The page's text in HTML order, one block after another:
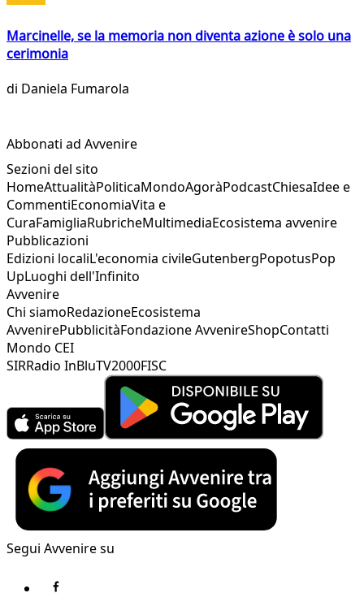
Marcinelle, se la memoria non diventa azione è solo una
cerimonia
di Daniela Fumarola
Abbonati ad Avvenire
Sezioni del sito
HomeAttualitàPoliticaMondoAgoràPodcastChiesaIdee e
CommentiEconomiaVita e
CuraFamigliaRubricheMultimediaEcosistema avvenire
Pubblicazioni
Edizioni localiL'economia civileGutenbergPopotusPop
UpLuoghi dell'Infinito
Avvenire
Chi siamoRedazioneEcosistema
AvvenirePubblicitàFondazione AvvenireShopContatti
Mondo CEI
SIRRadio InBluTV2000FISC
Segui Avvenire su